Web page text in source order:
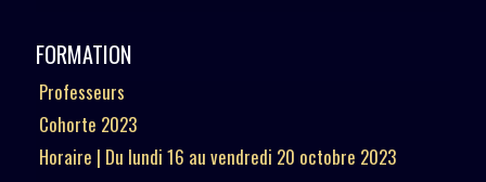
FORMATION
Professeurs
Cohorte 2023
Horaire | Du lundi 16 au vendredi 20 octobre 2023